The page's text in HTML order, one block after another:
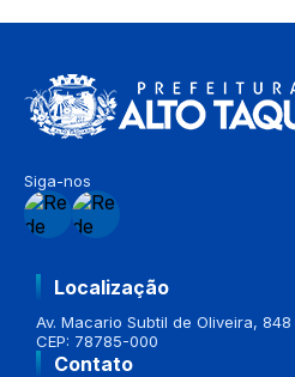
Siga-nos
Localização
Av. Macario Subtil de Oliveira, 848
CEP: 78785-000
Contato